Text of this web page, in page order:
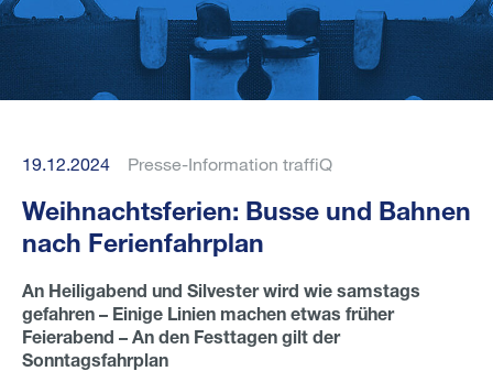
19.12.2024 Presse-Information traffiQ
Weihnachtsferien: Busse und Bahnen
nach Ferienfahrplan
An Heiligabend und Silvester wird wie samstags
gefahren – Einige Linien machen etwas früher
Feierabend – An den Festtagen gilt der
Sonntagsfahrplan